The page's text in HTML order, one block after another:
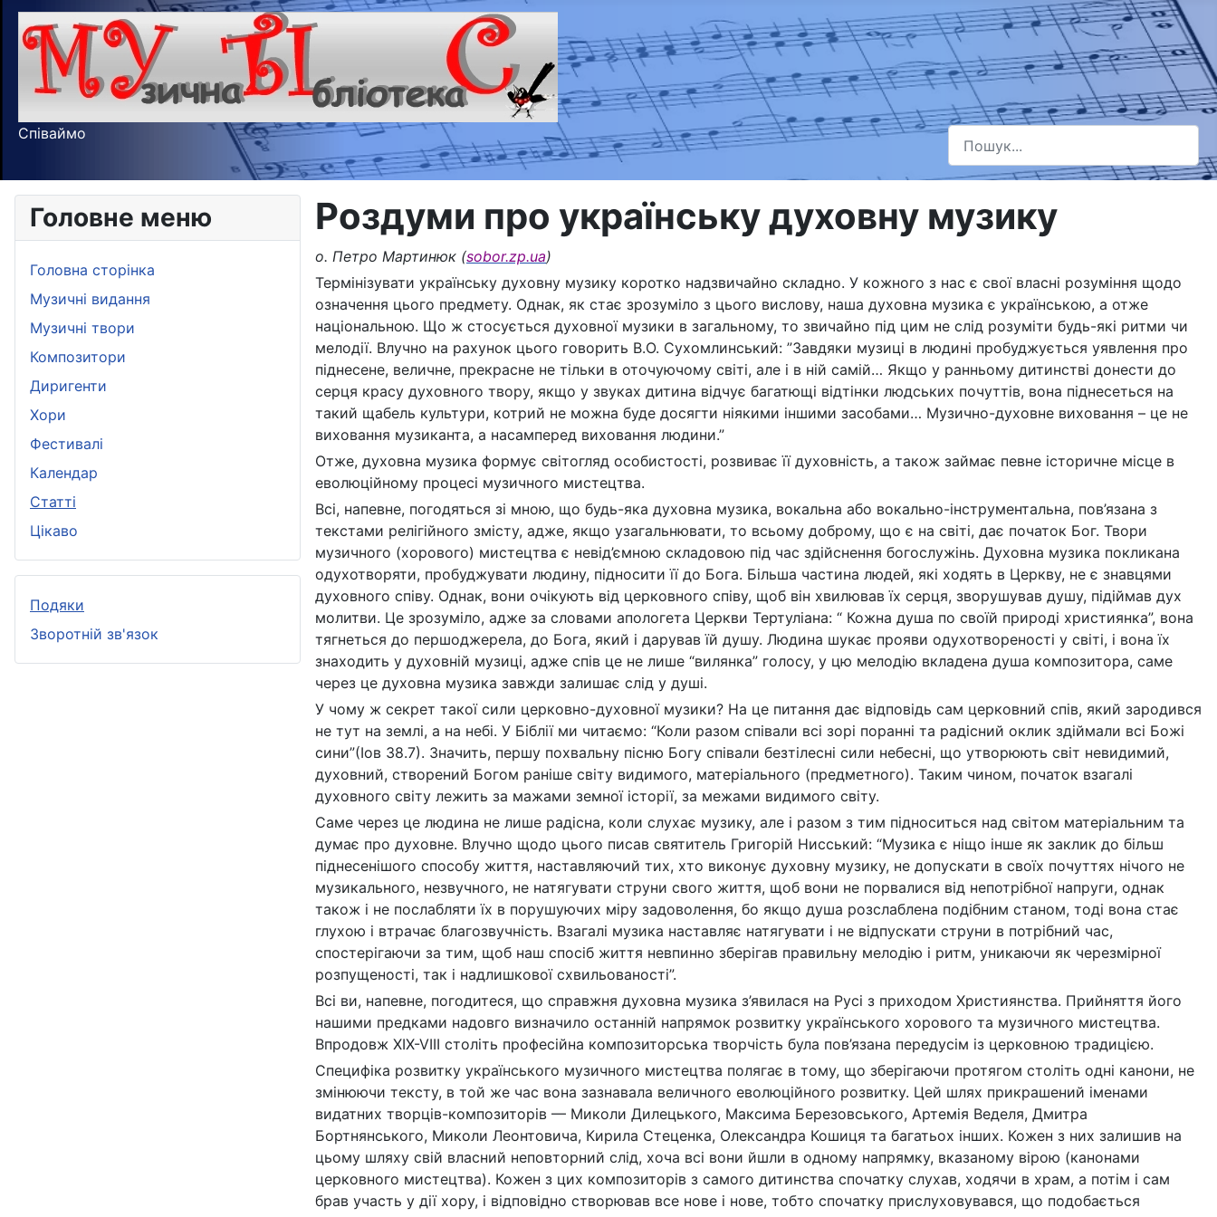
Співаймо Пошук
Type 2 or more characters for results.
Головне меню
Головна сторінка
Музичні видання
Музичні твори
Композитори
Диригенти
Хори
Фестивалі
Календар
Статті
Цікаво
Подяки
Зворотній зв'язок
Роздуми про українську духовну музику
о. Петро Мартинюк (sobor.zp.ua)
Термінізувати українську духовну музику коротко надзвичайно складно. У кожного з нас є свої власні розуміння щодо
означення цього предмету. Однак, як стає зрозуміло з цього вислову, наша духовна музика є українською, а отже
національною. Що ж стосується духовної музики в загальному, то звичайно під цим не слід розуміти будь-які ритми чи
мелодії. Влучно на рахунок цього говорить В.О. Сухомлинський: ”Завдяки музиці в людині пробуджується уявлення про
піднесене, величне, прекрасне не тільки в оточуючому світі, але і в ній самій… Якщо у ранньому дитинстві донести до
серця красу духовного твору, якщо у звуках дитина відчує багатющі відтінки людських почуттів, вона піднесеться на
такий щабель культури, котрий не можна буде досягти ніякими іншими засобами… Музично-духовне виховання – це не
виховання музиканта, а насамперед виховання людини.”
Отже, духовна музика формує світогляд особистості, розвиває її духовність, а також займає певне історичне місце в
еволюційному процесі музичного мистецтва.
Всі, напевне, погодяться зі мною, що будь-яка духовна музика, вокальна або вокально-інструментальна, пов’язана з
текстами релігійного змісту, адже, якщо узагальнювати, то всьому доброму, що є на світі, дає початок Бог. Твори
музичного (хорового) мистецтва є невід’ємною складовою під час здійснення богослужінь. Духовна музика покликана
одухотворяти, пробуджувати людину, підносити її до Бога. Більша частина людей, які ходять в Церкву, не є знавцями
духовного співу. Однак, вони очікують від церковного співу, щоб він хвилював їх серця, зворушував душу, підіймав дух
молитви. Це зрозуміло, адже за словами апологета Церкви Тертуліана: “ Кожна душа по своїй природі християнка”, вона
тягнеться до першоджерела, до Бога, який і дарував їй душу. Людина шукає прояви одухотвореності у світі, і вона їх
знаходить у духовній музиці, адже спів це не лише “вилянка” голосу, у цю мелодію вкладена душа композитора, саме
через це духовна музика завжди залишає слід у душі.
У чому ж секрет такої сили церковно-духовної музики? На це питання дає відповідь сам церковний спів, який зародився
не тут на землі, а на небі. У Біблії ми читаємо: “Коли разом співали всі зорі поранні та радісний оклик здіймали всі Божі
сини”(Іов 38.7). Значить, першу похвальну пісню Богу співали безтілесні сили небесні, що утворюють світ невидимий,
духовний, створений Богом раніше світу видимого, матеріального (предметного). Таким чином, початок взагалі
духовного світу лежить за мажами земної історії, за межами видимого світу.
Саме через це людина не лише радісна, коли слухає музику, але і разом з тим підноситься над світом матеріальним та
думає про духовне. Влучно щодо цього писав святитель Григорій Нисський: “Музика є ніщо інше як заклик до більш
піднесенішого способу життя, наставляючий тих, хто виконує духовну музику, не допускати в своїх почуттях нічого не
музикального, незвучного, не натягувати струни свого життя, щоб вони не порвалися від непотрібної напруги, однак
також і не послабляти їх в порушуючих міру задоволення, бо якщо душа розслаблена подібним станом, тоді вона стає
глухою і втрачає благозвучність. Взагалі музика наставляє натягувати i не відпускати струни в потрібний час,
спостерігаючи за тим, щоб наш спосіб життя невпинно зберігав правильну мелодію і ритм, уникаючи як черезмірної
розпущеності, так і надлишкової схвильованості”.
Всі ви, напевне, погодитеся, що справжня духовна музика з’явилася на Русі з приходом Християнства. Прийняття його
нашими предками надовго визначило останній напрямок розвитку українського хорового та музичного мистецтва.
Впродовж XIX-VIII століть професійна композиторська творчість була пов’язана передусім із церковною традицією.
Специфіка розвитку українського музичного мистецтва полягає в тому, що зберігаючи протягом століть одні канони, не
змінюючи тексту, в той же час вона зазнавала величного еволюційного розвитку. Цей шлях прикрашений іменами
видатних творців-композиторів — Миколи Дилецького, Максима Березовського, Артемія Веделя, Дмитра
Бортнянського, Миколи Леонтовича, Кирила Стеценка, Олександра Кошиця та багатьох інших. Кожен з них залишив на
цьому шляху свій власний неповторний слід, хоча всі вони йшли в одному напрямку, вказаному вірою (канонами
церковного мистецтва). Кожен з цих композиторів з самого дитинства спочатку слухав, ходячи в храм, а потім і сам
брав участь у дії хору, і відповідно створював все нове і нове, тобто спочатку прислуховувався, що подобається